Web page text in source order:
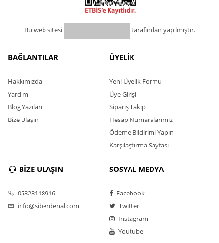
Bu web sitesi tarafından yapılmıştır.
BAĞLANTILAR
Hakkımızda
Yardım
Blog Yazıları
Bize Ulaşın
ÜYELİK
Yeni Üyelik Formu
Üye Girişi
Sipariş Takip
Hesap Numaralarımız
Ödeme Bildirimi Yapın
Karşılaştırma Sayfası
BİZE ULAŞIN
05323118916
info@siberdenal.com
SOSYAL MEDYA
Facebook
Twitter
Instagram
Youtube